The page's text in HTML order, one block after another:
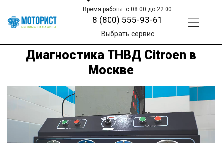
Время работы: с 08:00 до 22:00
8 (800) 555-93-61
Выбрать сервис
Диагностика ТНВД Citroen в
Москве